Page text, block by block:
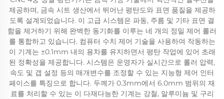
제공하며, 금속 시트 생산에서 뛰어난 평탄도와 표면 품질을 제공하
도록 설계되었습니다. 이 고급 시스템은 파동, 주름 및 기타 표면 결
함을 제거하기 위해 완벽한 동기화를 이루는 네 개의 정밀 제어 롤러
를 통합하고 있습니다. 컴퓨터 수치 제어 기술을 사용하여 작동하는
이 기계는 ±0.1mm 내의 용차를 유지하면서 평탄 작업에 있어 초래
된 정확성을 제공합니다. 시스템은 운영자가 실시간으로 롤러 압력,
속도 및 갭 설정 등의 매개변수를 조정할 수 있는 지능형 제어 인터
페이스를 특징으로 합니다. 두께가 0.3mm에서 6.0mm 범위의 재
료를 처리할 수 있는 이 다재다능한 기계는 강철, 알루미늄 및 구리